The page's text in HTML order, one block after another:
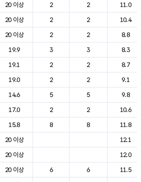
20 이상 2 2
11.0
20 이상 2 2
10.4
20 이상 2 2
8.8
19.9 3 3
8.3
19.1 2 2
8.7
19.0 2 2
9.1
14.6 5 5
9.8
17.0 2 2
10.6
15.8 8 8
11.8
20 이상
12.1
20 이상
12.0
20 이상 6 6
11.5